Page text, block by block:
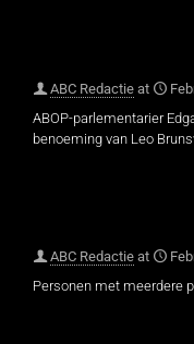
ABC Redactie at
ABOP-parlementarier
benoeming van Leo
ABC Redactie at
Personen met meerdere